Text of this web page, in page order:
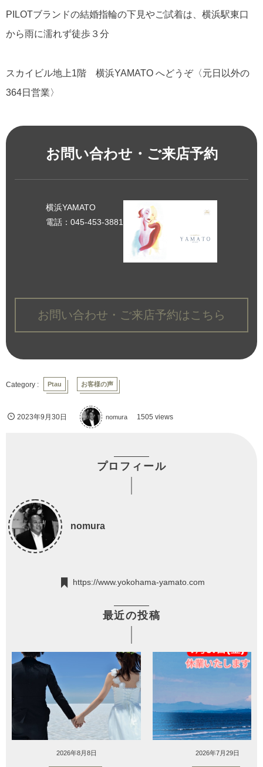
PILOTブランドの結婚指輪の下見やご試着は、横浜駅東口
から雨に濡れず徒歩３分
スカイビル地上1階 横浜YAMATO へどうぞ〈元日以外の
364日営業〉
お問い合わせ・ご来店予約
横浜YAMATO
電話：045-453-3881
お問い合わせ・ご来店予約はこちら
Ptau お客様の声
2023年9月30日 nomura 1505 views
プロフィール
nomura
https://www.yokohama-yamato.com
最近の投稿
2026年8月8日 2026年7月29日